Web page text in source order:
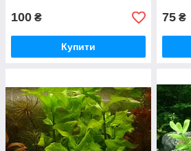
100 ₴
Купити
75 ₴